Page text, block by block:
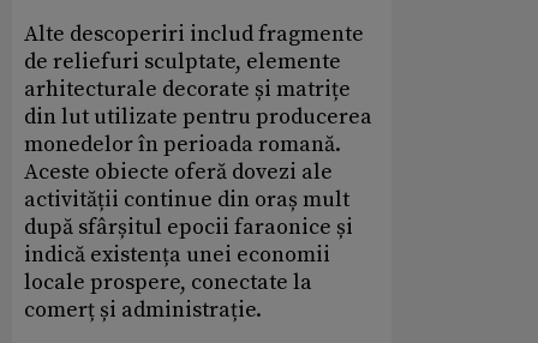
Alte descoperiri includ fragmente
de reliefuri sculptate, elemente
arhitecturale decorate și matrițe
din lut utilizate pentru producerea
monedelor în perioada romană.
Aceste obiecte oferă dovezi ale
activității continue din oraș mult
după sfârșitul epocii faraonice și
indică existența unei economii
locale prospere, conectate la
comerț și administrație.